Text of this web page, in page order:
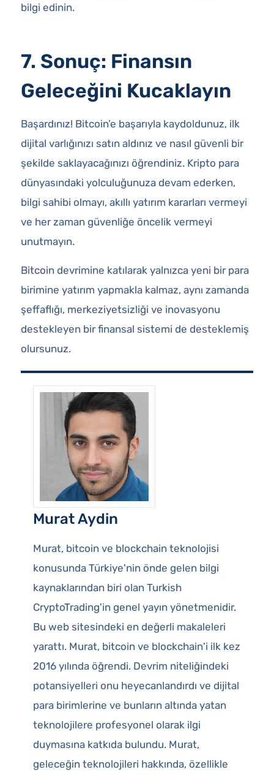
bilgi edinin.
7. Sonuç: Finansın
Geleceğini Kucaklayın
Başardınız! Bitcoin’e başarıyla kaydoldunuz, ilk
dijital varlığınızı satın aldınız ve nasıl güvenli bir
şekilde saklayacağınızı öğrendiniz. Kripto para
dünyasındaki yolculuğunuza devam ederken,
bilgi sahibi olmayı, akıllı yatırım kararları vermeyi
ve her zaman güvenliğe öncelik vermeyi
unutmayın.
Bitcoin devrimine katılarak yalnızca yeni bir para
birimine yatırım yapmakla kalmaz, aynı zamanda
şeffaflığı, merkeziyetsizliği ve inovasyonu
destekleyen bir finansal sistemi de desteklemiş
olursunuz.
Murat Aydin
Murat, bitcoin ve blockchain teknolojisi
konusunda Türkiye'nin önde gelen bilgi
kaynaklarından biri olan Turkish
CryptoTrading'in genel yayın yönetmenidir.
Bu web sitesindeki en değerli makaleleri
yarattı. Murat, bitcoin ve blockchain'i ilk kez
2016 yılında öğrendi. Devrim niteliğindeki
potansiyelleri onu heyecanlandırdı ve dijital
para birimlerine ve bunların altında yatan
teknolojilere profesyonel olarak ilgi
duymasına katkıda bulundu. Murat,
geleceğin teknolojileri hakkında, özellikle